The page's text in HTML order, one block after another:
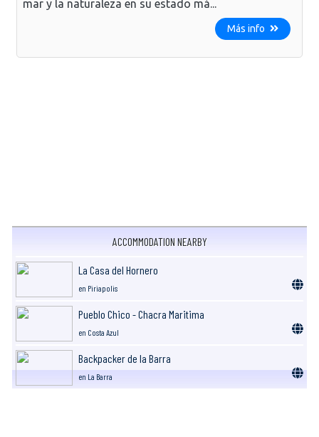
mar y la naturaleza en su estado má...
Más info
ACCOMMODATION NEARBY
La Casa del Hornero
en Piriapolis
Pueblo Chico - Chacra Maritima
en Costa Azul
Backpacker de la Barra
en La Barra